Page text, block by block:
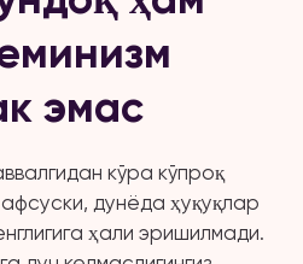
эмас
кўра кўпроқ
дунёда ҳуқуқлар
ҳали эришилмади.